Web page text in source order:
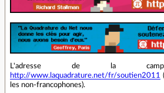
L'adresse de la
http://www.laquadrature.net/fr/soutien2011
(
les non-francophones).